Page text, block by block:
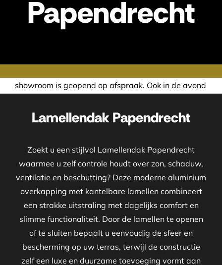
Papendrecht
op afspraak. Ook in de avond of in het weekend
Lamellendak Papendrecht
Zoekt u een stijlvol Lamellendak Papendrecht
waarmee u zelf controle houdt over zon, schaduw,
ventilatie en beschutting? Deze moderne aluminium
overkapping met kantelbare lamellen combineert
een strakke uitstraling met dagelijks comfort en
slimme functionaliteit. Door de lamellen te openen
of te sluiten bepaalt u eenvoudig de sfeer en
bescherming op uw terras, terwijl de constructie
zelf een luxe en duurzame toevoeging vormt aan